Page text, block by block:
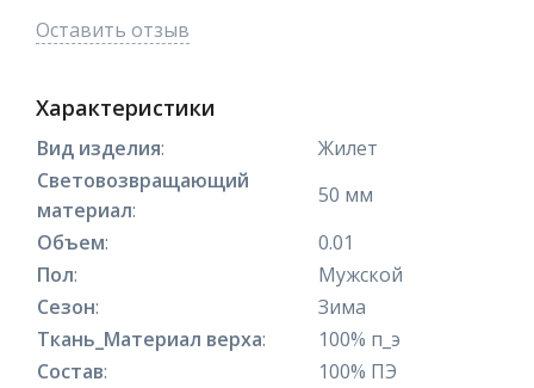
Оставить отзыв
Характеристики
Вид изделия:
Жилет
Световозвращающий
материал:
50 мм
Объем:
0.01
Пол:
Мужской
Сезон:
Зима
Ткань_Материал верха:
100% п_э
Состав:
100% ПЭ